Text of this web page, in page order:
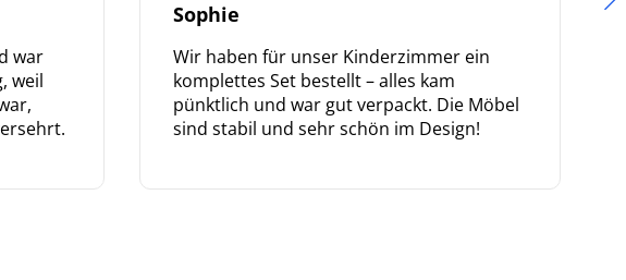
war
weil
Sophie
Wir haben für unser Kinderzimmer ein
komplettes Set bestellt – alles kam
pünktlich und war gut verpackt. Die Möbel
sind stabil und sehr schön im Design!